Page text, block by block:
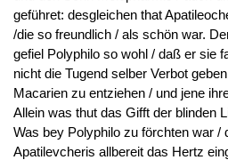
geführet: desgleichen that
/die so freundlich / als schön war.
gefiel Polyphilo so wohl / daß er sie
nicht die Tugend selber Verbot
Macarien zu entziehen / und jene
Allein was thut das Gifft der blinden
Was bey Polyphilo zu förchten war /
Apatilevcheris allbereit das Hertz